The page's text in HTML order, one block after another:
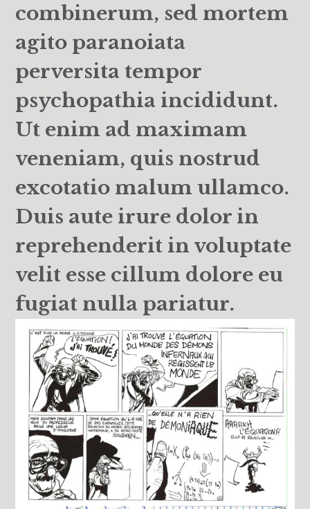
UAA4
UAA5
UAA6
Éducation à la philosophie et à la citoyenneté
combinerum, sed mortem
agito paranoiata
perversita tempor
psychopathia incididunt.
Ut enim ad maximam
veneniam, quis nostrud
excotatio malum ullamco.
Duis aute irure dolor in
reprehenderit in voluptate
velit esse cillum dolore eu
fugiat nulla pariatur.